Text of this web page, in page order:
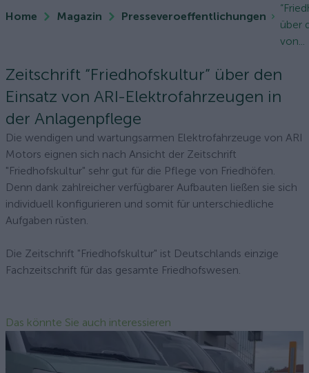
Home Magazin Presseveroeffentlichungen
über
von...
Zeitschrift “Friedhofskultur” über den
Einsatz von ARI-Elektrofahrzeugen in
der Anlagenpflege
Die wendigen und wartungsarmen Elektrofahrzeuge von ARI
Motors eignen sich nach Ansicht der Zeitschrift
"Friedhofskultur" sehr gut für die Pflege von Friedhöfen.
Denn dank zahlreicher verfügbarer Aufbauten ließen sie sich
individuell konfigurieren und somit für unterschiedliche
Aufgaben rüsten.
Die Zeitschrift "Friedhofskultur" ist Deutschlands einzige
Fachzeitschrift für das gesamte Friedhofswesen.
Das könnte Sie auch interessieren